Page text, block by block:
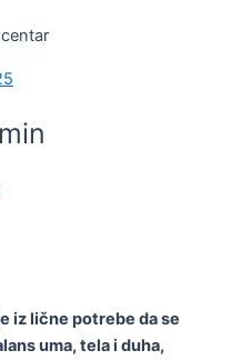
min
iz lične potrebe da se
uma, tela i duha,